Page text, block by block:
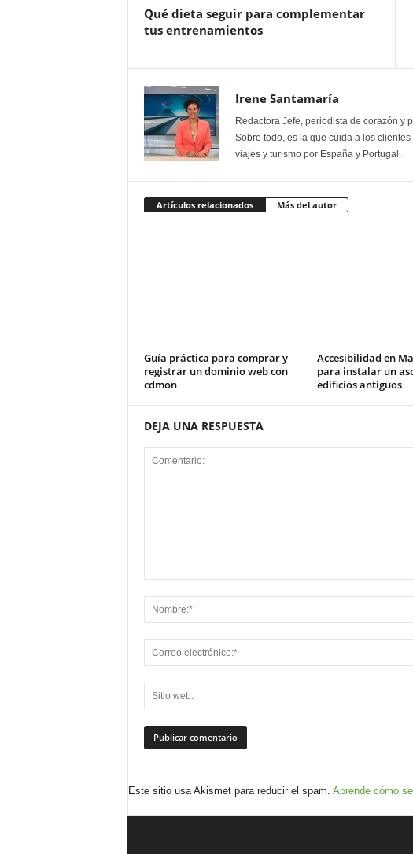
Qué dieta seguir para complementar
tus entrenamientos
Irene Santamaría
Redactora Jefe, periodista de corazón y
Sobre todo, es la que cuida a los
viajes y turismo por España y Portugal.
Artículos relacionados Más del autor
Guía práctica para comprar y
registrar un dominio web con
cdmon
Accesibilidad en
para instalar un
edificios antiguos
DEJA UNA RESPUESTA
Este sitio usa Akismet para reducir el spam. Aprende cómo